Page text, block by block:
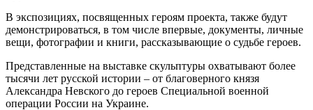
В экспозициях, посвященных героям проекта, также будут
демонстрироваться, в том числе впервые, документы, личные
вещи, фотографии и книги, рассказывающие о судьбе героев.
Представленные на выставке скульптуры охватывают более
тысячи лет русской истории – от благоверного князя
Александра Невского до героев Специальной военной
операции России на Украине.